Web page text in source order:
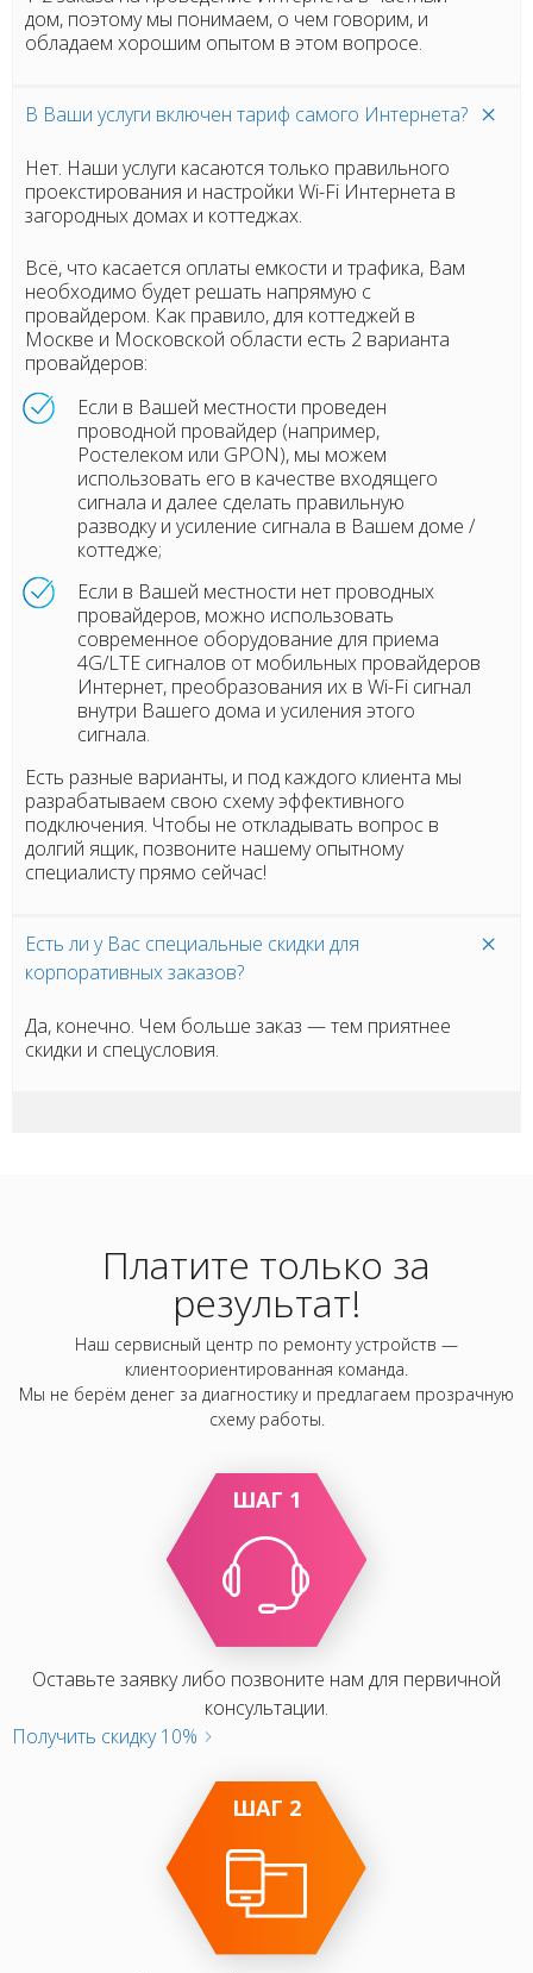
дом, поэтому мы понимаем, о чем говорим, и
обладаем хорошим опытом в этом вопросе.
В Ваши услуги включен тариф самого Интернета?
Нет. Наши услуги касаются только правильного
проекстирования и настройки Wi-Fi Интернета в
загородных домах и коттеджах.
Всё, что касается оплаты емкости и трафика, Вам
необходимо будет решать напрямую с
провайдером. Как правило, для коттеджей в
Москве и Московской области есть 2 варианта
провайдеров:
Если в Вашей местности проведен
проводной провайдер (например,
Ростелеком или GPON), мы можем
использовать его в качестве входящего
сигнала и далее сделать правильную
разводку и усиление сигнала в Вашем доме /
коттедже;
Если в Вашей местности нет проводных
провайдеров, можно использовать
современное оборудование для приема
4G/LTE сигналов от мобильных провайдеров
Интернет, преобразования их в Wi-Fi сигнал
внутри Вашего дома и усиления этого
сигнала.
Есть разные варианты, и под каждого клиента мы
разрабатываем свою схему эффективного
подключения. Чтобы не откладывать вопрос в
долгий ящик, позвоните нашему опытному
специалисту прямо сейчас!
Есть ли у Вас специальные скидки для
корпоративных заказов?
Да, конечно. Чем больше заказ — тем приятнее
скидки и спецусловия.
Платите только за
результат!
Наш сервисный центр по ремонту устройств —
клиентоориентированная команда.
Мы не берём денег за диагностику и предлагаем прозрачную
схему работы.
ШАГ 1
Оставьте заявку либо позвоните нам для первичной
консультации.
Получить скидку 10%
ШАГ 2